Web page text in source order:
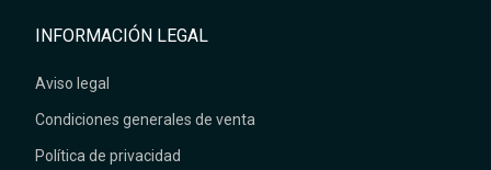
INFORMACIÓN LEGAL
Aviso legal
Condiciones generales de venta
Política de privacidad